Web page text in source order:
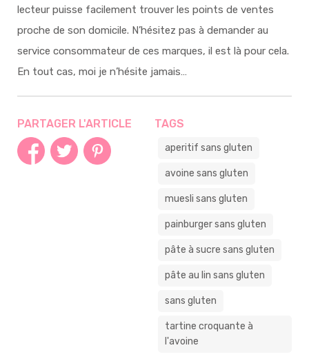
lecteur puisse facilement trouver les points de ventes
proche de son domicile. N’hésitez pas à demander au
service consommateur de ces marques, il est là pour cela.
En tout cas, moi je n’hésite jamais…
PARTAGER L'ARTICLE TAGS
aperitif sans gluten
avoine sans gluten
muesli sans gluten
painburger sans gluten
pâte à sucre sans gluten
pâte au lin sans gluten
sans gluten
tartine croquante à
l'avoine